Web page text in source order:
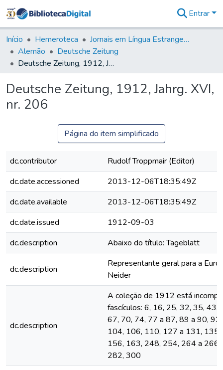
&
Coleções
Tudo na
Biblioteca
Estatísticas
Entrar
Início Hemeroteca
Jornais em Língua Estrangeira
Alemão
Deutsche Zeitung
Deutsche Zeitung, 1912, Jahrg. XVI, nr. 206
Deutsche Zeitung, 1912, Jahrg. XVI,
nr. 206
Página do item simplificado
dc.contributor
Rudolf Troppmair (Editor)
dc.date.accessioned
2013-12-06T18:35:49Z
dc.date.available
2013-12-06T18:35:49Z
dc.date.issued
1912-09-03
dc.description
Abaixo do título: Tageblatt
dc.description
Representante geral para a
Neider
dc.description
A coleção de 1912 está
fascículos: 6, 16, 25, 32, 35, 43,
67, 70, 74, 77 a 87, 89 a 90,
104, 106, 110, 127 a 131,
156, 163, 248, 254, 264 a
282, 300